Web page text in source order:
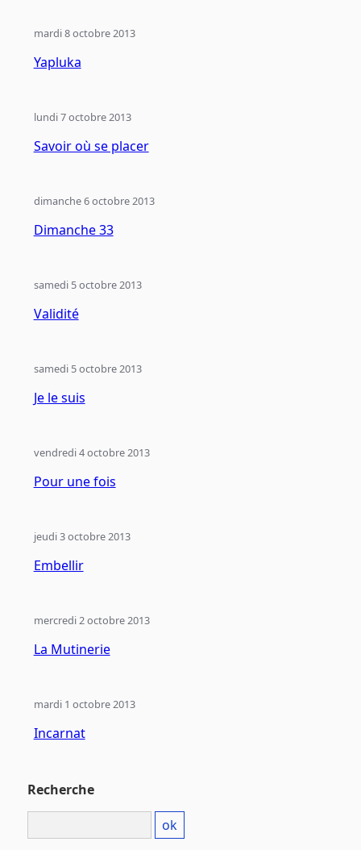
Yapluka
mardi 8 octobre 2013
Savoir où se placer
lundi 7 octobre 2013
Dimanche 33
dimanche 6 octobre 2013
Validité
samedi 5 octobre 2013
Je le suis
samedi 5 octobre 2013
Pour une fois
vendredi 4 octobre 2013
Embellir
jeudi 3 octobre 2013
La Mutinerie
mercredi 2 octobre 2013
Incarnat
mardi 1 octobre 2013
Recherche